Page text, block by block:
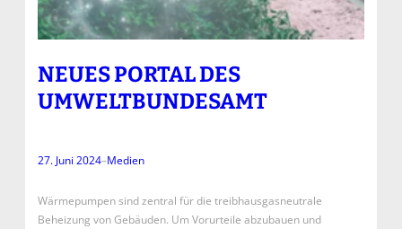
NEUES PORTAL DES
UMWELTBUNDESAMT
27. Juni 2024–Medien
Wärmepumpen sind zentral für die treibhausgasneutrale
Beheizung von Gebäuden. Um Vorurteile abzubauen und